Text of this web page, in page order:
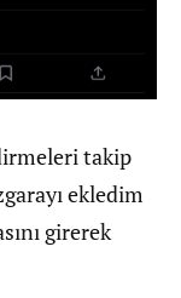
takip
ekledim
girerek